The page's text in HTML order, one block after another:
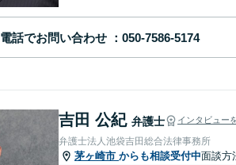
電話でお問い合わせ
吉田 公紀 弁護士 インタビュー
弁護士法人池袋吉田総合法律事務所
茅ヶ崎市 からも相談受付中面談方